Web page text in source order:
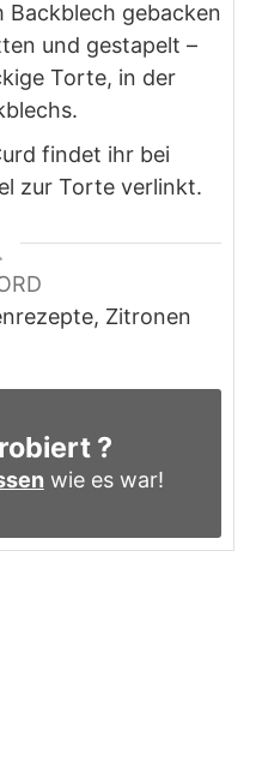
Backblech gebacken
und gestapelt –
Torte, in der
findet ihr bei
zur Torte verlinkt.
Zitronen
?
wie es war!